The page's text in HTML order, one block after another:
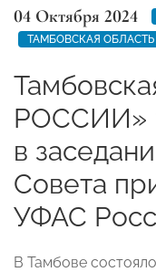
04 Октября 2024
ТАМБОВСКАЯ ОБЛАСТЬ
РОССИИ»
в
Совета
УФАС
В Тамбове